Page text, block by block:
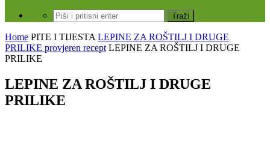
Home PITE I TIJESTA LEPINE ZA ROŠTILJ I DRUGE
PRILIKE provjeren recept LEPINE ZA ROŠTILJ I DRUGE
PRILIKE
LEPINE ZA ROŠTILJ I DRUGE
PRILIKE